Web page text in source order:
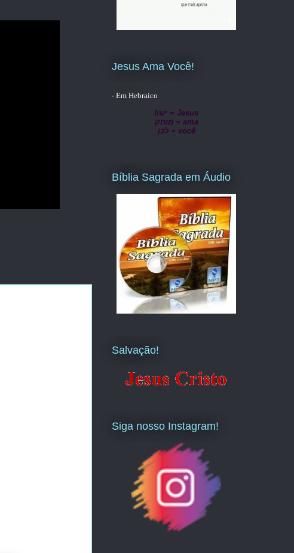
Jesus Ama Você!
- Em Hebraico
lישו = Jesus
מותק = ama
לכן = você
Bíblia Sagrada em Áudio
Salvação!
Siga nosso Instagram!